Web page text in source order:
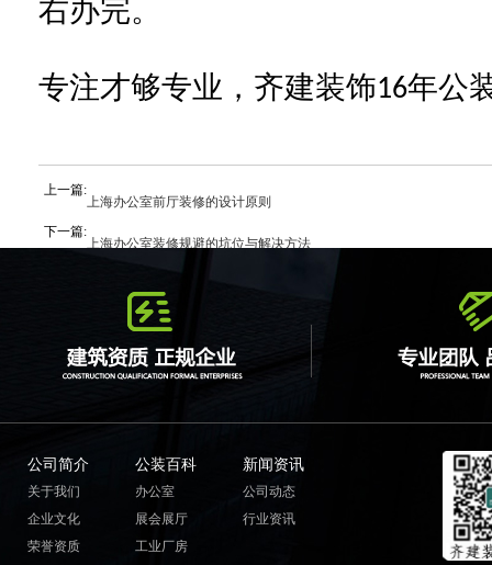
右办完。
专注才够专业，齐建装饰16年公
上一篇:上海办公室前厅装修的设计原则
下一篇:上海办公室装修规避的坑位与解决方法
公司简介
关于我们
企业文化
荣誉资质
公装百科
办公室
展会展厅
工业厂房
新闻资讯
公司动态
行业资讯